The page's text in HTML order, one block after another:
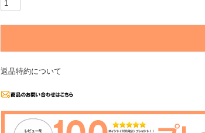
返品特約について